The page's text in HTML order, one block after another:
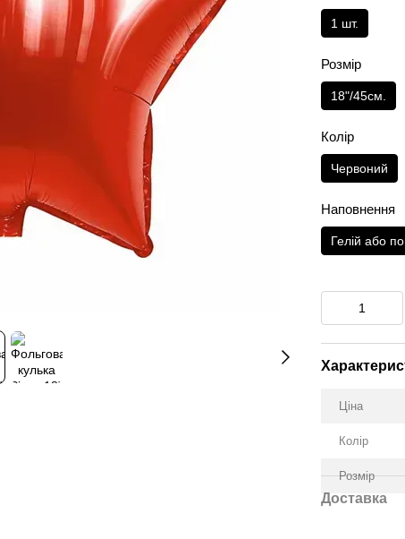
1 шт.
Розмір
18"/45см.
Колір
Червоний
Наповнення
Гелій або
Ціна
Колір
Розмір
Доставка